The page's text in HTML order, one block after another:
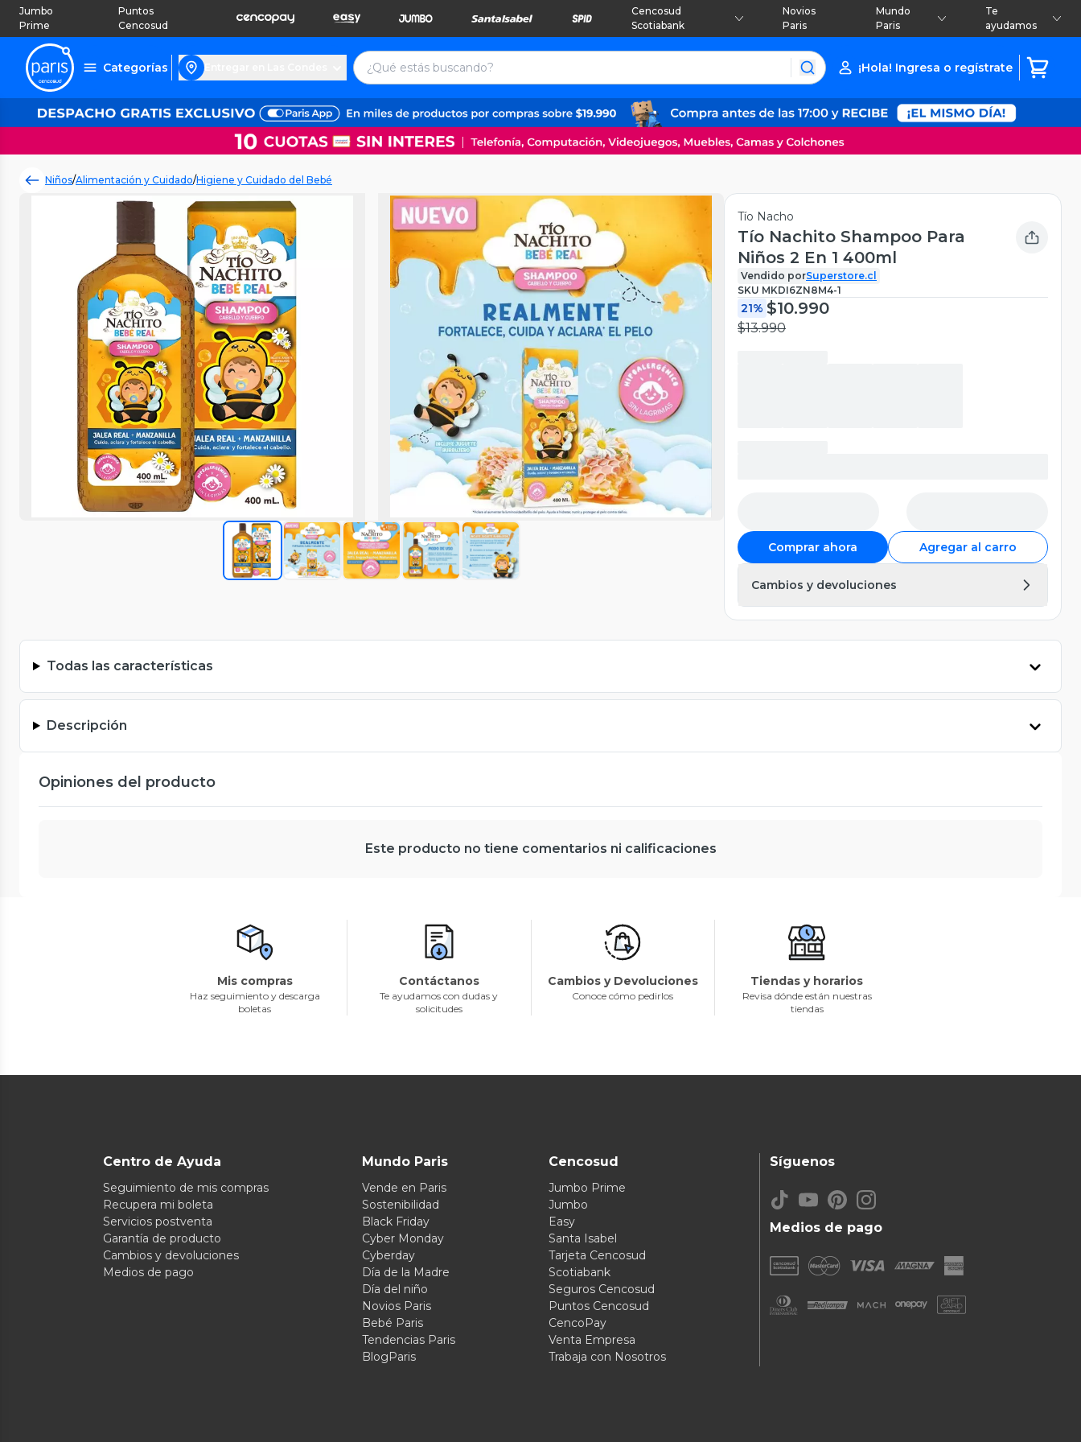
Jumbo
Prime
Puntos
Cencosud
Cencosud
Scotiabank
Novios
Paris
Mundo
Paris
Te
ayudamos
Categorías ¡Hola! Ingresa o regístrate
Niños/Alimentación y Cuidado/Higiene y Cuidado del Bebé
Tío Nacho
Tío Nachito Shampoo Para
Niños 2 En 1 400ml
Vendido porSuperstore.cl
SKU MKDI6ZN8M4-1
21% $10.990
$13.990
Comprar ahora Agregar al carro
Cambios y devoluciones
Todas las características
Descripción
Opiniones del producto
Este producto no tiene comentarios ni calificaciones
Mis compras
Haz seguimiento y descarga
boletas
Contáctanos
Te ayudamos con dudas y
solicitudes
Cambios y Devoluciones
Conoce cómo pedirlos
Tiendas y horarios
Revisa dónde están nuestras
tiendas
Centro de Ayuda
Seguimiento de mis compras
Recupera mi boleta
Servicios postventa
Garantía de producto
Cambios y devoluciones
Medios de pago
Mundo Paris
Vende en Paris
Sostenibilidad
Black Friday
Cyber Monday
Cyberday
Día de la Madre
Día del niño
Novios Paris
Bebé Paris
Tendencias Paris
BlogParis
Cencosud
Jumbo Prime
Jumbo
Easy
Santa Isabel
Tarjeta Cencosud
Scotiabank
Seguros Cencosud
Puntos Cencosud
CencoPay
Venta Empresa
Trabaja con Nosotros
Medios de pago
Síguenos